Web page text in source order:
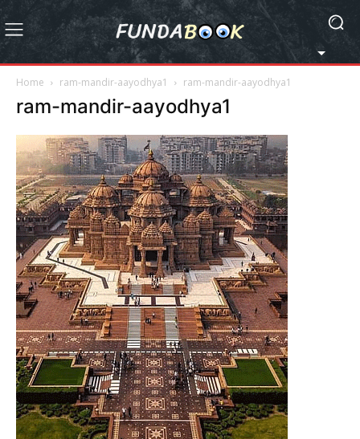
Home ram-mandir-aayodhya1 ram-mandir-aayodhya1
ram-mandir-aayodhya1